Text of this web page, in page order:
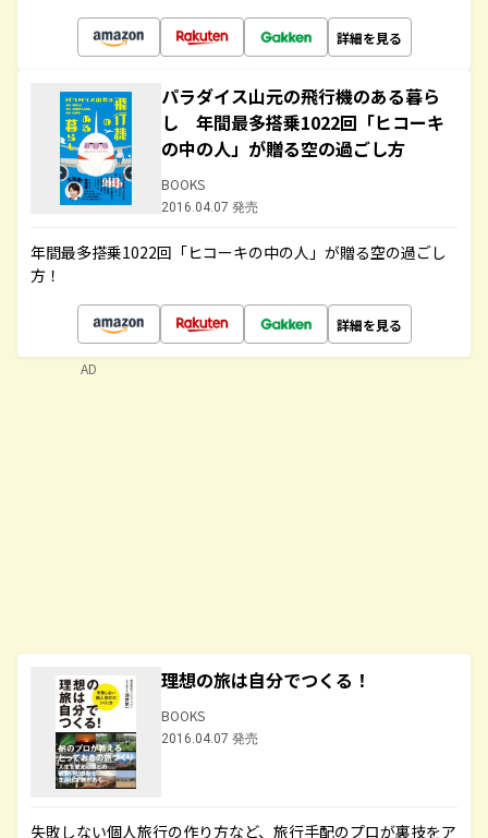
詳細を見る
パラダイス山元の飛行機のある暮ら
し 年間最多搭乗1022回「ヒコーキ
の中の人」が贈る空の過ごし方
BOOKS
2016.04.07 発売
年間最多搭乗1022回「ヒコーキの中の人」が贈る空の過ごし
方！
詳細を見る
理想の旅は自分でつくる！
BOOKS
2016.04.07 発売
失敗しない個人旅行の作り方など、旅行手配のプロが裏技をア
AD